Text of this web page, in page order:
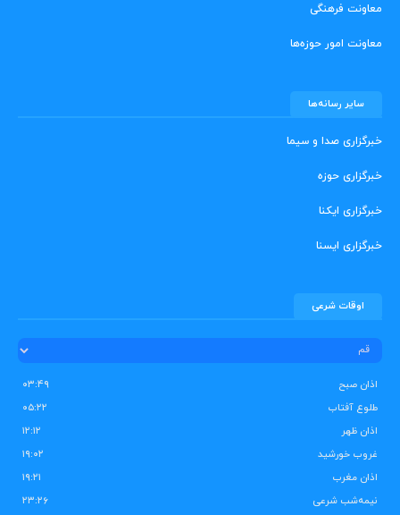
معاونت فرهنگی
معاونت امور حوزه‌ها
سایر رسانه‌ها
خبرگزاری صدا و سیما
خبرگزاری حوزه
خبرگزاری ایکنا
خبرگزاری ایسنا
اوقات شرعی
اذان صبح
۰۳:۴۹
طلوع آفتاب
۰۵:۲۲
اذان ظهر
۱۲:۱۲
غروب خورشید
۱۹:۰۲
اذان مغرب
۱۹:۲۱
نیمه‌شب شرعی
۲۳:۲۶